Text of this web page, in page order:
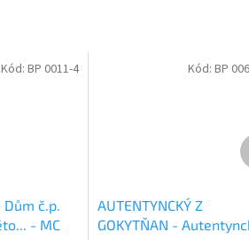
Dům č.p.
- MC
Kód:BP 0011-4
AUTENTYNCKÝ Z
GOKYTŇAN -
Kód: BP